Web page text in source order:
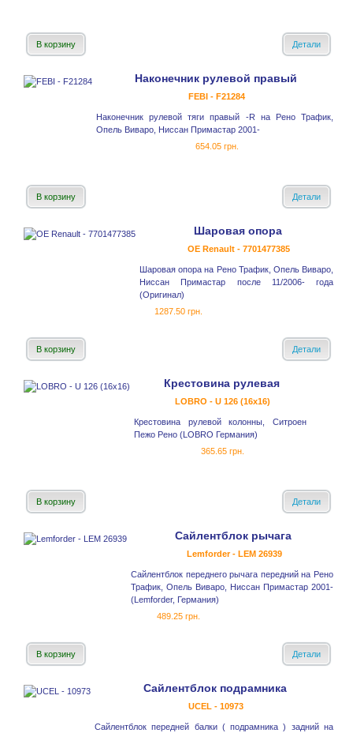
В корзину Детали
Наконечник рулевой правый
FEBI - F21284
Наконечник рулевой тяги правый -R на Рено Трафик,
Опель Виваро, Ниссан Примастар 2001-
654.05 грн.
В корзину Детали
Шаровая опора
OE Renault - 7701477385
Шаровая опора на Рено Трафик, Опель Виваро,
Ниссан Примастар после 11/2006- года
(Оригинал)
1287.50 грн.
В корзину Детали
Крестовина рулевая
LOBRO - U 126 (16x16)
Крестовина рулевой колонны, Ситроен
Пежо Рено (LOBRO Германия)
365.65 грн.
В корзину Детали
Сайлентблок рычага
Lemforder - LEM 26939
Сайлентблок переднего рычага передний на Рено
Трафик, Опель Виваро, Ниссан Примастар 2001-
(Lemforder, Германия)
489.25 грн.
В корзину Детали
Сайлентблок подрамника
UCEL - 10973
Сайлентблок передней балки ( подрамника ) задний на